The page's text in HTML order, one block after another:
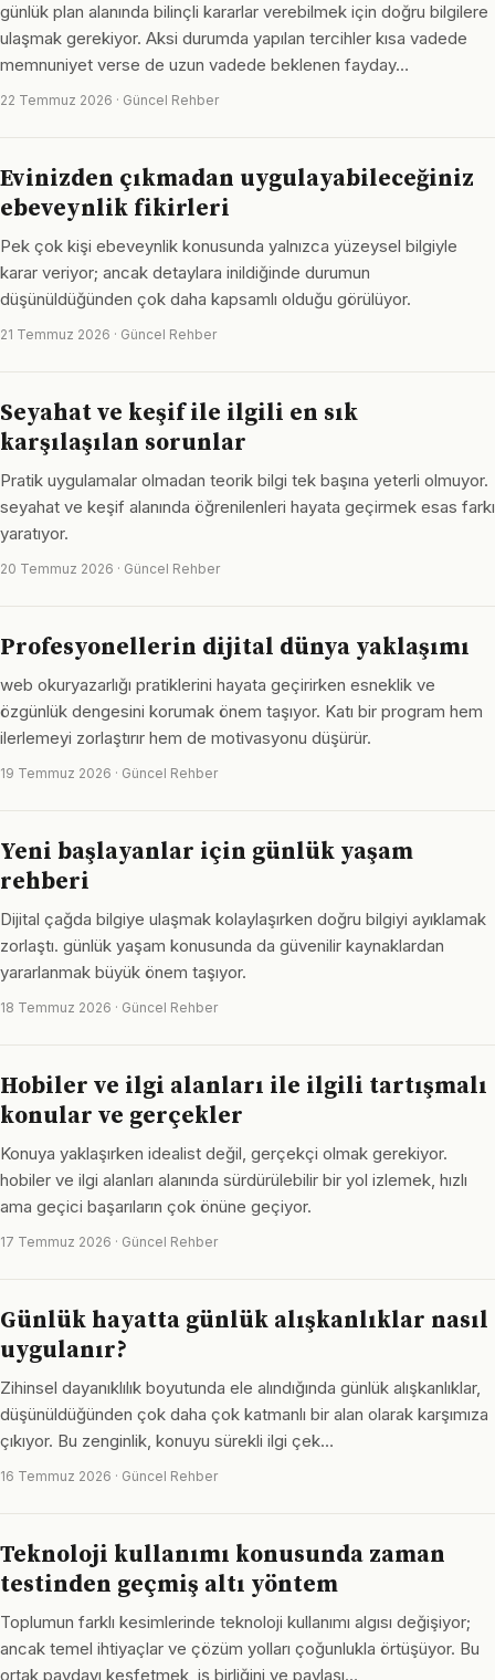
günlük plan alanında bilinçli kararlar verebilmek için doğru bilgilere
ulaşmak gerekiyor. Aksi durumda yapılan tercihler kısa vadede
memnuniyet verse de uzun vadede beklenen fayday…
22 Temmuz 2026 · Güncel Rehber
Evinizden çıkmadan uygulayabileceğiniz
ebeveynlik fikirleri
Pek çok kişi ebeveynlik konusunda yalnızca yüzeysel bilgiyle
karar veriyor; ancak detaylara inildiğinde durumun
düşünüldüğünden çok daha kapsamlı olduğu görülüyor.
21 Temmuz 2026 · Güncel Rehber
Seyahat ve keşif ile ilgili en sık
karşılaşılan sorunlar
Pratik uygulamalar olmadan teorik bilgi tek başına yeterli olmuyor.
seyahat ve keşif alanında öğrenilenleri hayata geçirmek esas farkı
yaratıyor.
20 Temmuz 2026 · Güncel Rehber
Profesyonellerin dijital dünya yaklaşımı
web okuryazarlığı pratiklerini hayata geçirirken esneklik ve
özgünlük dengesini korumak önem taşıyor. Katı bir program hem
ilerlemeyi zorlaştırır hem de motivasyonu düşürür.
19 Temmuz 2026 · Güncel Rehber
Yeni başlayanlar için günlük yaşam
rehberi
Dijital çağda bilgiye ulaşmak kolaylaşırken doğru bilgiyi ayıklamak
zorlaştı. günlük yaşam konusunda da güvenilir kaynaklardan
yararlanmak büyük önem taşıyor.
18 Temmuz 2026 · Güncel Rehber
Hobiler ve ilgi alanları ile ilgili tartışmalı
konular ve gerçekler
Konuya yaklaşırken idealist değil, gerçekçi olmak gerekiyor.
hobiler ve ilgi alanları alanında sürdürülebilir bir yol izlemek, hızlı
ama geçici başarıların çok önüne geçiyor.
17 Temmuz 2026 · Güncel Rehber
Günlük hayatta günlük alışkanlıklar nasıl
uygulanır?
Zihinsel dayanıklılık boyutunda ele alındığında günlük alışkanlıklar,
düşünüldüğünden çok daha çok katmanlı bir alan olarak karşımıza
çıkıyor. Bu zenginlik, konuyu sürekli ilgi çek…
16 Temmuz 2026 · Güncel Rehber
Teknoloji kullanımı konusunda zaman
testinden geçmiş altı yöntem
Toplumun farklı kesimlerinde teknoloji kullanımı algısı değişiyor;
ancak temel ihtiyaçlar ve çözüm yolları çoğunlukla örtüşüyor. Bu
ortak paydayı keşfetmek, iş birliğini ve paylaşı…